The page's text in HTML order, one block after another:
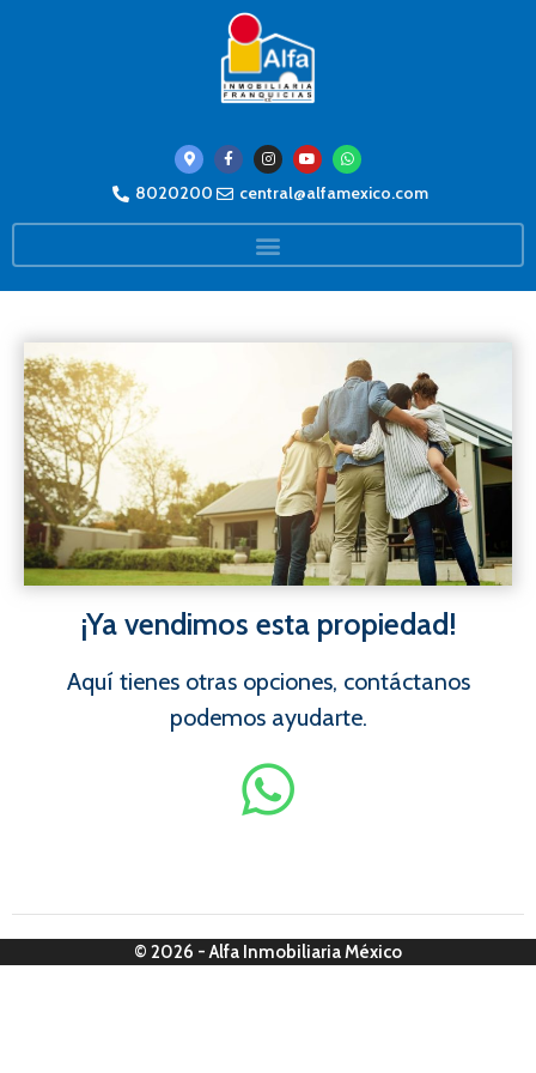
8020200 central@alfamexico.com
¡Ya vendimos esta propiedad!
Aquí tienes otras opciones, contáctanos
podemos ayudarte.
© 2026 - Alfa Inmobiliaria México